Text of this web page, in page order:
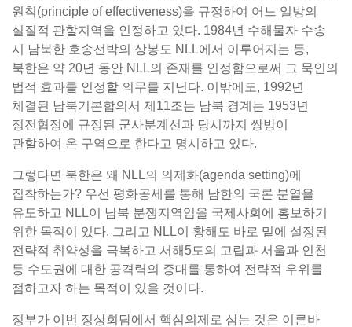
원칙(principle of effectiveness)을 규정하여 어느 일방의
실질적 관할지역을 인정하고 있다. 1984년 수해물자 수송
시 남북한 호송선박의 상봉도 NLL에서 이루어지는 등,
북한은 약 20년 동안 NLL의 존재를 인정함으로써 그 묵인의
법적 효과를 인정할 의무를 지닌다. 이밖에도, 1992년
체결된 남북기본합의서 제11조는 남북 경계는 1953년
정전협정에 규정된 군사분계선과 당시까지 쌍방이
관할하여 온 구역으로 한다고 명시하고 있다.
그렇다면 북한은 왜 NLL의 의제화(agenda setting)에
집착하는가? 우선 평화공세를 통해 남한의 국론 분열을
유도하고 NLL이 남북 분쟁지역임을 국제사회에 홍보하기
위한 목적이 있다. 그리고 NLL이 황해도 바로 밑에 설정된
전략적 취약성을 극복하고 서해5도의 고립과 서울과 인천
등 수도권에 대한 공격력의 증대를 통하여 전략적 우위를
점하고자 하는 목적이 있을 것이다.
정부가 이번 정상회담에서 핵심의제로 삼는 것은 이른바